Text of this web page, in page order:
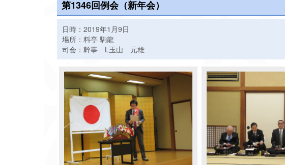
第1346回例会（新年会）
日時：2019年1月9日
場所：料亭 駒龍
司会：幹事 L玉山 元雄